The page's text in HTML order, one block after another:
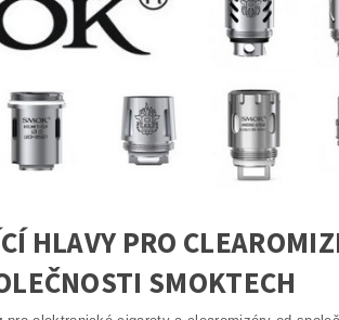
HLAVY PRO
SMOKTECH